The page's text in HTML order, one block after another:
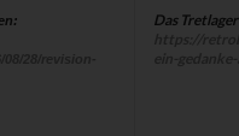
Das Tretlager